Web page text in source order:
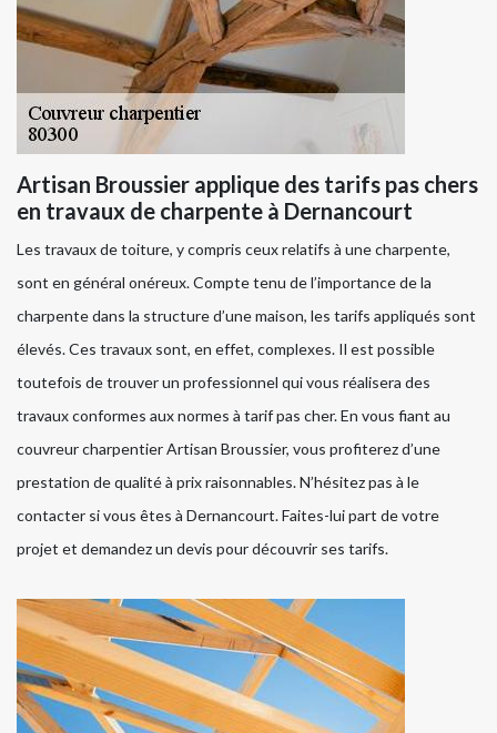
Artisan Broussier applique des tarifs pas chers
en travaux de charpente à Dernancourt
Les travaux de toiture, y compris ceux relatifs à une charpente,
sont en général onéreux. Compte tenu de l’importance de la
charpente dans la structure d’une maison, les tarifs appliqués sont
élevés. Ces travaux sont, en effet, complexes. Il est possible
toutefois de trouver un professionnel qui vous réalisera des
travaux conformes aux normes à tarif pas cher. En vous fiant au
couvreur charpentier Artisan Broussier, vous profiterez d’une
prestation de qualité à prix raisonnables. N’hésitez pas à le
contacter si vous êtes à Dernancourt. Faites-lui part de votre
projet et demandez un devis pour découvrir ses tarifs.